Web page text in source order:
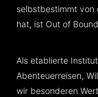
selbstbestimmt von
hat, ist Out of
Als etablierte
Abenteuerreisen,
wir besonderen